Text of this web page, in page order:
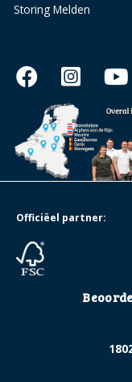
Storing Melden
Officiëel partner: